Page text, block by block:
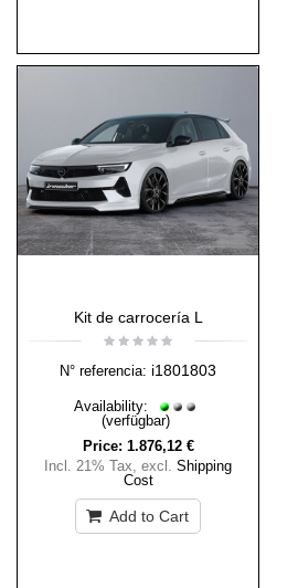
Kit de carrocería L
N° referencia: i1801803
Availability:
(verfügbar)
Price: 1.876,12 €
Incl. 21% Tax, excl. Shipping
Cost
Add to Cart